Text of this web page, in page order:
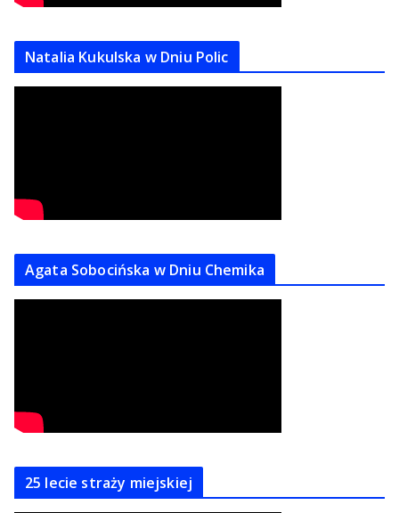
Natalia Kukulska w Dniu Polic
Agata Sobocińska w Dniu Chemika
25 lecie straży miejskiej